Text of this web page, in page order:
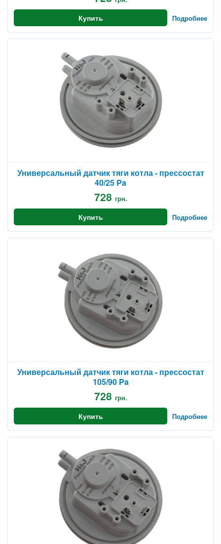
Купить Подробнее
Универсальный датчик тяги котла - прессостат
40/25 Pa
728 грн.
Купить Подробнее
Универсальный датчик тяги котла - прессостат
105/90 Pa
728 грн.
Купить Подробнее